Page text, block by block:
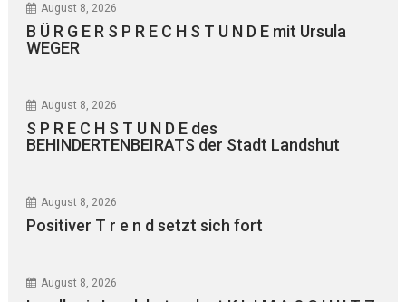
August 8, 2026
B Ü R G E R S P R E C H S T U N D E mit Ursula
WEGER
August 8, 2026
S P R E C H S T U N D E des
BEHINDERTENBEIRATS der Stadt Landshut
August 8, 2026
Positiver T r e n d setzt sich fort
August 8, 2026